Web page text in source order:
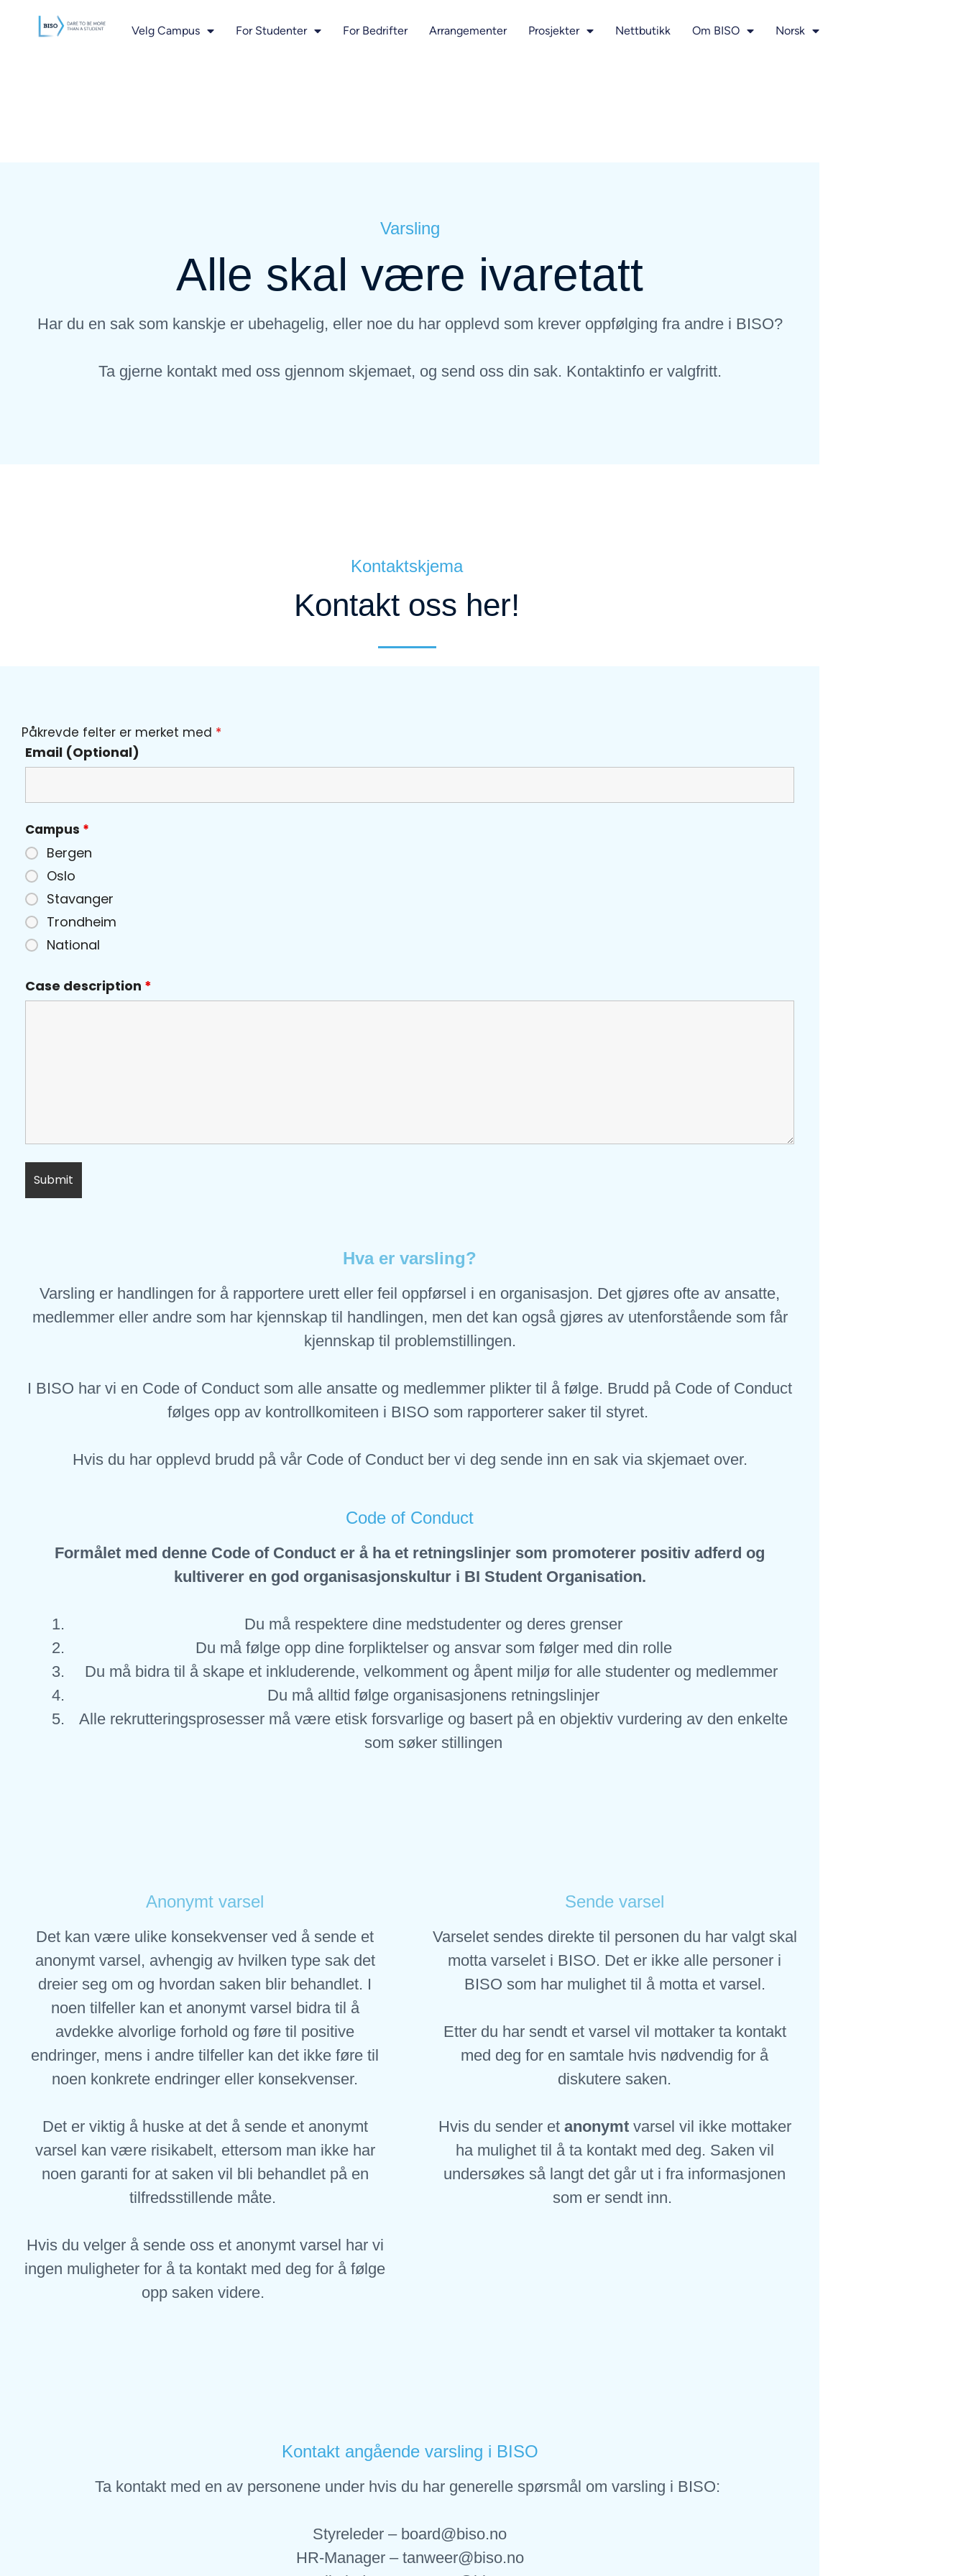
innholdet
Velg Campus For Studenter For Bedrifter Arrangementer Prosjekter Nettbutikk Om BISO Norsk
Varsling
Alle skal være ivaretatt
Har du en sak som kanskje er ubehagelig, eller noe du har opplevd som krever oppfølging fra andre i BISO?
Ta gjerne kontakt med oss gjennom skjemaet, og send oss din sak. Kontaktinfo er valgfritt.
Kontaktskjema
Kontakt oss her!
Påkrevde felter er merket med *
Email (Optional)
Campus *
Bergen
Oslo
Stavanger
Trondheim
National
Case description *
Hva er varsling?
Varsling er handlingen for å rapportere urett eller feil oppførsel i en organisasjon. Det gjøres ofte av ansatte,
medlemmer eller andre som har kjennskap til handlingen, men det kan også gjøres av utenforstående som får
kjennskap til problemstillingen.
I BISO har vi en Code of Conduct som alle ansatte og medlemmer plikter til å følge. Brudd på Code of Conduct
følges opp av kontrollkomiteen i BISO som rapporterer saker til styret.
Hvis du har opplevd brudd på vår Code of Conduct ber vi deg sende inn en sak via skjemaet over.
Code of Conduct
Formålet med denne Code of Conduct er å ha et retningslinjer som promoterer positiv adferd og
kultiverer en god organisasjonskultur i BI Student Organisation.
Du må respektere dine medstudenter og deres grenser
Du må følge opp dine forpliktelser og ansvar som følger med din rolle
Du må bidra til å skape et inkluderende, velkomment og åpent miljø for alle studenter og medlemmer
Du må alltid følge organisasjonens retningslinjer
Alle rekrutteringsprosesser må være etisk forsvarlige og basert på en objektiv vurdering av den enkelte
som søker stillingen
Anonymt varsel
Det kan være ulike konsekvenser ved å sende et
anonymt varsel, avhengig av hvilken type sak det
dreier seg om og hvordan saken blir behandlet. I
noen tilfeller kan et anonymt varsel bidra til å
avdekke alvorlige forhold og føre til positive
endringer, mens i andre tilfeller kan det ikke føre til
noen konkrete endringer eller konsekvenser.
Det er viktig å huske at det å sende et anonymt
varsel kan være risikabelt, ettersom man ikke har
noen garanti for at saken vil bli behandlet på en
tilfredsstillende måte.
Hvis du velger å sende oss et anonymt varsel har vi
ingen muligheter for å ta kontakt med deg for å følge
opp saken videre.
Sende varsel
Varselet sendes direkte til personen du har valgt skal
motta varselet i BISO. Det er ikke alle personer i
BISO som har mulighet til å motta et varsel.
Etter du har sendt et varsel vil mottaker ta kontakt
med deg for en samtale hvis nødvendig for å
diskutere saken.
Hvis du sender et anonymtvarsel vil ikke mottaker
ha mulighet til å ta kontakt med deg. Saken vil
undersøkes så langt det går ut i fra informasjonen
som er sendt inn.
Kontakt angående varsling i BISO
Ta kontakt med en av personene under hvis du har generelle spørsmål om varsling i BISO:
Styreleder – board@biso.no
HR-Manager – tanweer@biso.no